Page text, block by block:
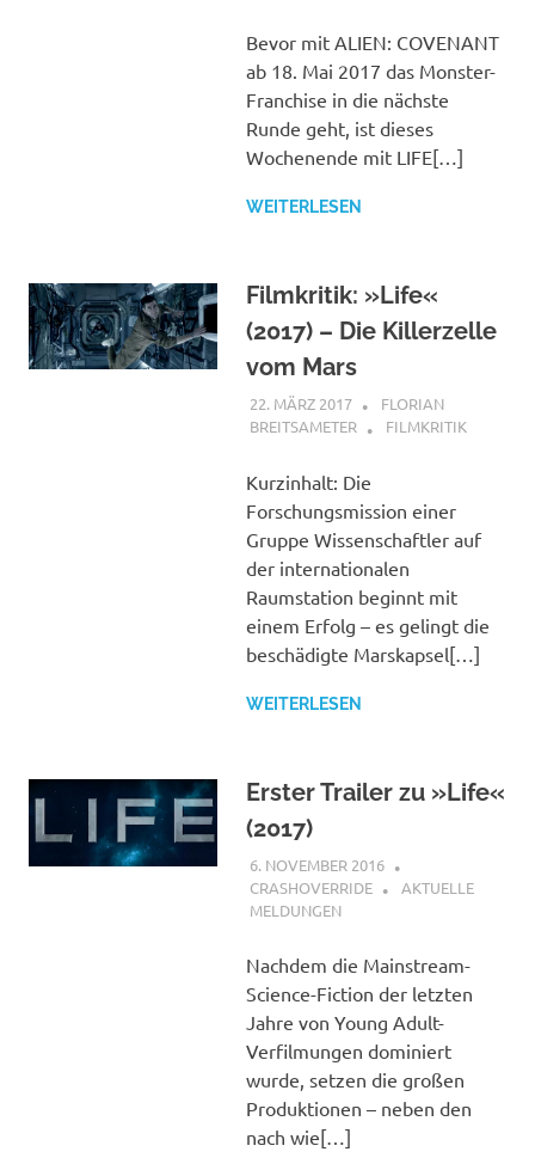
Bevor mit ALIEN: COVENANT
ab 18. Mai 2017 das Monster-
Franchise in die nächste
Runde geht, ist dieses
Wochenende mit LIFE[…]
WEITERLESEN
Filmkritik: »Life«
(2017) – Die Killerzelle
vom Mars
22. MÄRZ 2017
FLORIAN
BREITSAMETER
FILMKRITIK
Kurzinhalt: Die
Forschungsmission einer
Gruppe Wissenschaftler auf
der internationalen
Raumstation beginnt mit
einem Erfolg – es gelingt die
beschädigte Marskapsel[…]
WEITERLESEN
Erster Trailer zu »Life«
(2017)
6. NOVEMBER 2016
CRASHOVERRIDE
AKTUELLE
MELDUNGEN
Nachdem die Mainstream-
Science-Fiction der letzten
Jahre von Young Adult-
Verfilmungen dominiert
wurde, setzen die großen
Produktionen – neben den
nach wie[…]